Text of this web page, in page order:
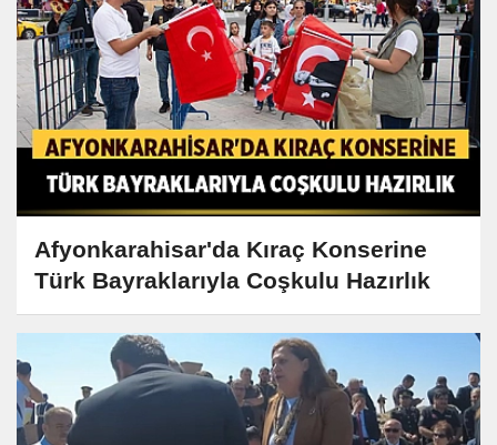
Afyonkarahisar'da Kıraç Konserine
Türk Bayraklarıyla Coşkulu Hazırlık